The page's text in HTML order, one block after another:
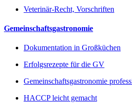
Veterinär-Recht, Vorschriften
Gemeinschaftsgastronomie
Dokumentation in Großküchen
Erfolgsrezepte für die GV
Gemeinschaftsgastronomie
HACCP leicht gemacht